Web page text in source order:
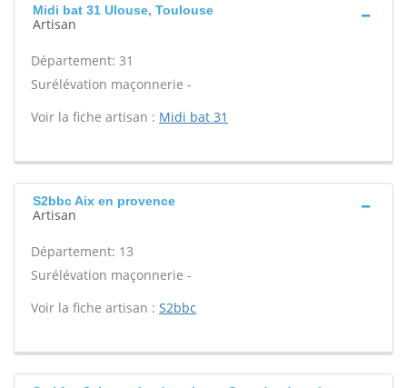
Midi bat 31 Ulouse, Toulouse
Artisan
Département: 31
Surélévation maçonnerie -
Voir la fiche artisan : Midi bat 31
S2bbc Aix en provence
Artisan
Département: 13
Surélévation maçonnerie -
Voir la fiche artisan : S2bbc